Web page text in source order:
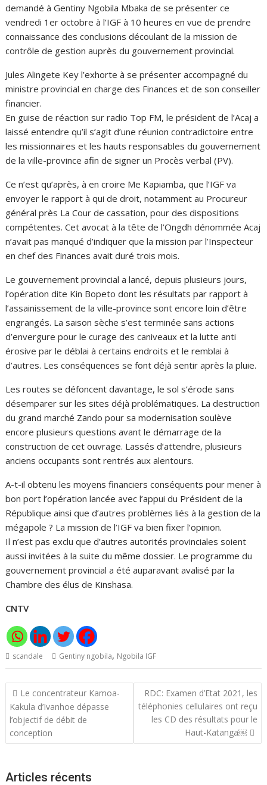
demandé à Gentiny Ngobila Mbaka de se présenter ce
vendredi 1er octobre à l’IGF à 10 heures en vue de prendre
connaissance des conclusions découlant de la mission de
contrôle de gestion auprès du gouvernement provincial.
Jules Alingete Key l’exhorte à se présenter accompagné du
ministre provincial en charge des Finances et de son conseiller
financier.
En guise de réaction sur radio Top FM, le président de l’Acaj a
laissé entendre qu’il s’agit d’une réunion contradictoire entre
les missionnaires et les hauts responsables du gouvernement
de la ville-province afin de signer un Procès verbal (PV).
Ce n’est qu’après, à en croire Me Kapiamba, que l’IGF va
envoyer le rapport à qui de droit, notamment au Procureur
général près La Cour de cassation, pour des dispositions
compétentes. Cet avocat à la tête de l’Ongdh dénommée Acaj
n’avait pas manqué d’indiquer que la mission par l’Inspecteur
en chef des Finances avait duré trois mois.
Le gouvernement provincial a lancé, depuis plusieurs jours,
l’opération dite Kin Bopeto dont les résultats par rapport à
l’assainissement de la ville-province sont encore loin d’être
engrangés. La saison sèche s’est terminée sans actions
d’envergure pour le curage des caniveaux et la lutte anti
érosive par le déblai à certains endroits et le remblai à
d’autres. Les conséquences se font déjà sentir après la pluie.
Les routes se défoncent davantage, le sol s’érode sans
désemparer sur les sites déjà problématiques. La destruction
du grand marché Zando pour sa modernisation soulève
encore plusieurs questions avant le démarrage de la
construction de cet ouvrage. Lassés d’attendre, plusieurs
anciens occupants sont rentrés aux alentours.
A-t-il obtenu les moyens financiers conséquents pour mener à
bon port l’opération lancée avec l’appui du Président de la
République ainsi que d’autres problèmes liés à la gestion de la
mégapole ? La mission de l’IGF va bien fixer l’opinion.
Il n’est pas exclu que d’autres autorités provinciales soient
aussi invitées à la suite du même dossier. Le programme du
gouvernement provincial a été auparavant avalisé par la
Chambre des élus de Kinshasa.
CNTV
scandale Gentiny ngobila, Ngobila IGF
Navigation
de
l’article
Le concentrateur Kamoa-
Kakula d’Ivanhoe dépasse
l’objectif de débit de
conception
RDC: Examen d’Etat 2021, les
téléphonies cellulaires ont reçu
les CD des résultats pour le
Haut-Katanga￼
Articles récents